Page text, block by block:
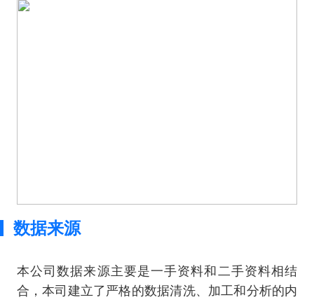
数据来源
本公司数据来源主要是一手资料和二手资料相结
合，本司建立了严格的数据清洗、加工和分析的内